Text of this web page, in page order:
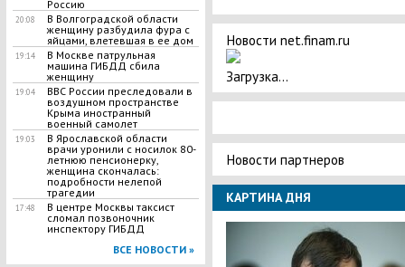
Россию
20:08
В Волгоградской области
женщину разбудила фура с
яйцами, влетевшая в ее дом
19:14
В Москве патрульная
машина ГИБДД сбила
женщину
19:04
ВВС России преследовали в
воздушном пространстве
Крыма иностранный
военный самолет
19:03
В Ярославской области
врачи уронили с носилок 80-
летнюю пенсионерку,
женщина скончалась:
подробности нелепой
трагедии
17:48
В центре Москвы таксист
сломал позвоночник
инспектору ГИБДД
ВСЕ НОВОСТИ »
Новости net.finam.ru
Загрузка...
Новости партнеров
КАРТИНА ДНЯ